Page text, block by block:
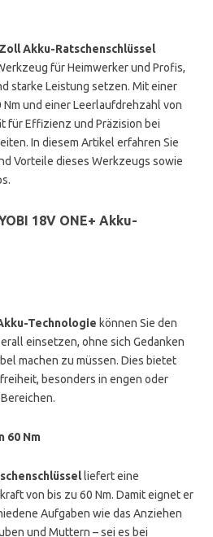
Akku-Ratschenschlüssel
für Heimwerker und Profis,
starke Leistung setzen. Mit einer
und einer Leerlaufdrehzahl von
für Effizienz und Präzision bei
In diesem Artikel erfahren Sie
Vorteile dieses Werkzeugs sowie
18V ONE+ Akku-
Technologie können Sie den
einsetzen, ohne sich Gedanken
machen zu müssen. Dies bietet
besonders in engen oder
60 Nm
liefert eine
von bis zu 60 Nm. Damit eignet er
Aufgaben wie das Anziehen
und Muttern – sei es bei